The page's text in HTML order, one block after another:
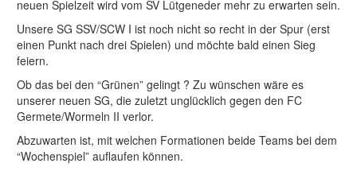
neuen Spielzeit wird vom SV Lütgeneder mehr zu erwarten sein.
Unsere SG SSV/SCW I ist noch nicht so recht in der Spur (erst
einen Punkt nach drei Spielen) und möchte bald einen Sieg
feiern.
Ob das bei den “Grünen” gelingt ? Zu wünschen wäre es
unserer neuen SG, die zuletzt unglücklich gegen den FC
Germete/Wormeln II verlor.
Abzuwarten ist, mit welchen Formationen beide Teams bei dem
“Wochenspiel” auflaufen können.